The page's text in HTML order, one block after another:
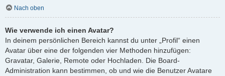
Nach oben
Wie verwende ich einen Avatar?
In deinem persönlichen Bereich kannst du unter „Profil“ einen
Avatar über eine der folgenden vier Methoden hinzufügen:
Gravatar, Galerie, Remote oder Hochladen. Die Board-
Administration kann bestimmen, ob und wie die Benutzer Avatare